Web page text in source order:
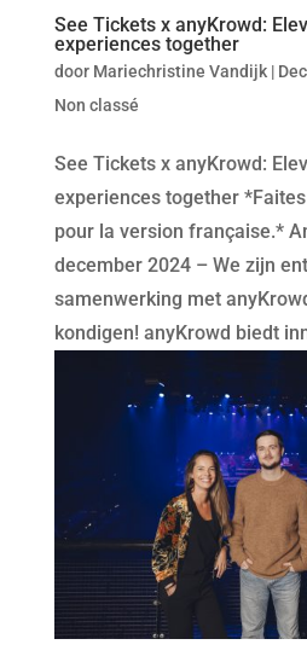
See Tickets x anyKrowd:
experiences together
door Mariechristine Vandijk|
Non classé
See Tickets x anyKrowd:
experiences together
pour la version française.*
december 2024 – We zijn
samenwerking met
kondigen! anyKrowd biedt